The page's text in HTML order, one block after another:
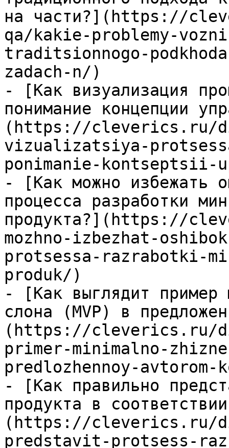
на части?](https://
qa/kakie-problemy-
traditsionnogo-
zadach-n/)
- [Как визуализация
понимание концепции
(https://cleverics.ru/
vizualizatsiya-
ponimanie-kontseptsii-
- [Как можно избежать
процесса разработки
продукта?](https://
mozhno-izbezhat-
protsessa-razrabotki-
produk/)
- [Как выглядит пример
слона (MVP) в
(https://cleverics.ru/
primer-minimalno-
predlozhennoy-
- [Как правильно
продукта в
(https://cleverics.ru/
predstavit-protsess-